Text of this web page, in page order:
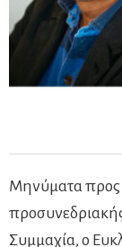
Μηνύματα προς
Συμμαχία, ο